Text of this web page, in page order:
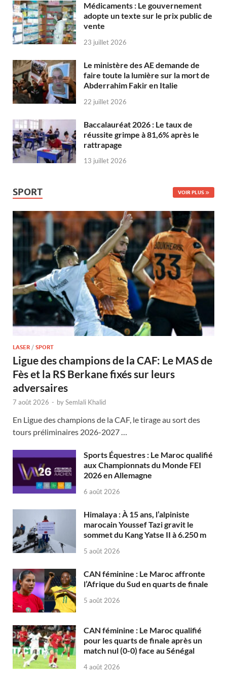
Médicaments : Le gouvernement
adopte un texte sur le prix public de
vente
23 juillet 2026
Le ministère des AE demande de
faire toute la lumière sur la mort de
Abderrahim Fakir en Italie
22 juillet 2026
Baccalauréat 2026 : Le taux de
réussite grimpe à 81,6% après le
rattrapage
13 juillet 2026
SPORT VOIR PLUS
LASER / SPORT
Ligue des champions de la CAF: Le MAS de
Fès et la RS Berkane fixés sur leurs
adversaires
7 août 2026 - bySemlali Khalid
En Ligue des champions de la CAF, le tirage au sort des
tours préliminaires 2026-2027 …
Sports Équestres : Le Maroc qualifié
aux Championnats du Monde FEI
2026 en Allemagne
6 août 2026
Himalaya : À 15 ans, l’alpiniste
marocain Youssef Tazi gravit le
sommet du Kang Yatse II à 6.250 m
5 août 2026
CAN féminine : Le Maroc affronte
l’Afrique du Sud en quarts de finale
5 août 2026
CAN féminine : Le Maroc qualifié
pour les quarts de finale après un
match nul (0-0) face au Sénégal
4 août 2026